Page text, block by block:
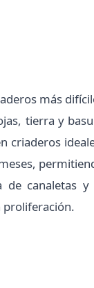
más
tierra y
criaderos
de canaletas y
proliferación.